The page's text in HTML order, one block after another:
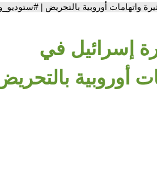
واتهامات أوروبية بالتحريض |
إسرائيل في
أوروبية